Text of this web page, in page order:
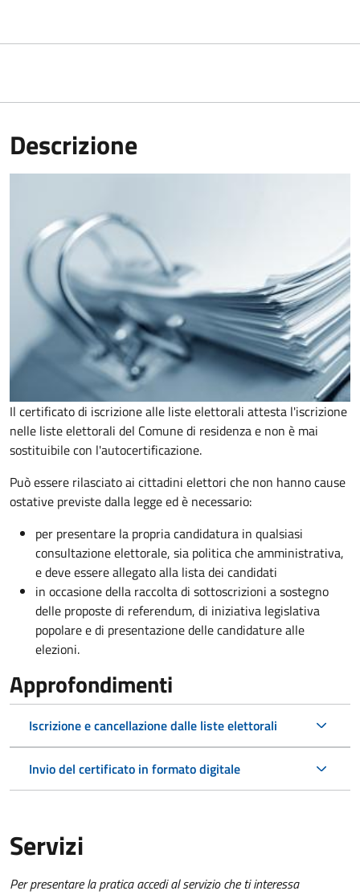
Descrizione
Il certificato di iscrizione alle liste elettorali attesta l'iscrizione
nelle liste elettorali del Comune di residenza e non è mai
sostituibile con l'autocertificazione.
Può essere rilasciato ai cittadini elettori che non hanno cause
ostative previste dalla legge ed è necessario:
per presentare la propria candidatura in qualsiasi
consultazione elettorale, sia politica che amministrativa,
e deve essere allegato alla lista dei candidati
in occasione della raccolta di sottoscrizioni a sostegno
delle proposte di referendum, di iniziativa legislativa
popolare e di presentazione delle candidature alle
elezioni.
Approfondimenti
Iscrizione e cancellazione dalle liste elettorali
Invio del certificato in formato digitale
Servizi
Per presentare la pratica accedi al servizio che ti interessa